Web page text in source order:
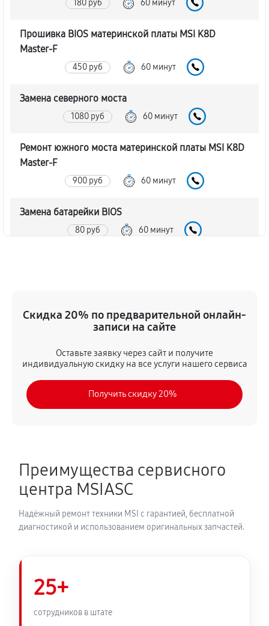
180 руб 60 минут
Прошивка BIOS материнской платы MSI K8D
Master-F
450 руб 60 минут
Замена северного моста
1080 руб 60 минут
Ремонт южного моста материнской платы MSI K8D
Master-F
900 руб 60 минут
Замена батарейки BIOS
80 руб 60 минут
Скидка 20% по предварительной онлайн-
записи на сайте
Оставьте заявку через сайт и получите
индивидуальную скидку на все услуги нашего сервиса
Получить скидку 20%
Преимущества сервисного
центра MSIASC
Надёжный ремонт техники MSI с гарантией, бесплатной
диагностикой и использованием оригинальных запчастей.
25+
сотрудников в штате